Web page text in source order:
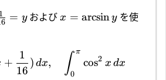
1 = yおよびx = arcsinyを使
+
16
1
) dx, ∫0
π
cos2 x dx